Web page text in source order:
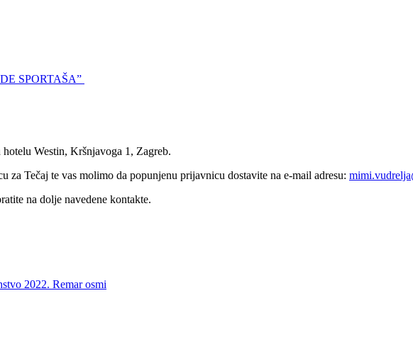
SPORTAŠA”
Westin, Kršnjavoga 1, Zagreb.
Tečaj te vas molimo da popunjenu prijavnicu dostavite na e-mail adresu:
na dolje navedene kontakte.
2022. Remar osmi